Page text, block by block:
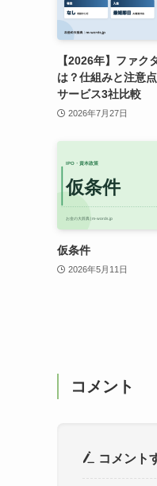
【2026年】ファク
は？仕組みと注意
サービス3社比較
2026年7月27日
仮条件
2026年5月11日
コメント
コメント